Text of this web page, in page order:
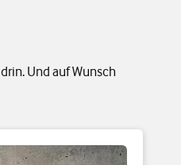
Und auf Wunsch